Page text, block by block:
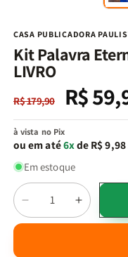
CASA PUBLICADORA
Kit Palavra
LIVRO
Preço
normal
R$ 179,90
Preço
promocional
R$
à vista no Pix
ou em até6xde R$ 9,98
Em estoque
Quantidade
Diminuir
a
Aumentar
a